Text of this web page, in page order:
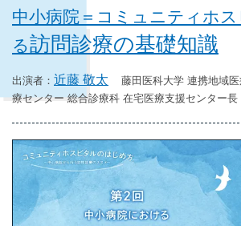
中小病院＝コミュニティホ
る訪問診療の基礎知識
近藤 敬太
藤田医科大学 連携地域
療センター 総合診療科 在宅医療支援センター長